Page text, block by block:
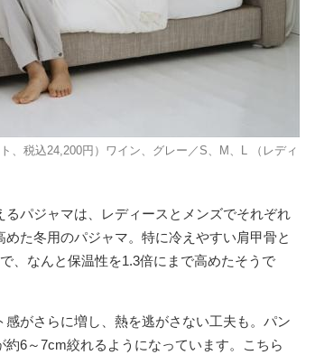
、税込24,200円）ワイン、グレー／S、M、L （レディ
パジャマは、レディースとメンズでそれぞれ
た冬用のパジャマ。特に冷えやすい肩甲骨と
、なんと保温性を1.3倍にまで高めたそうで
がさらに増し、熱を逃がさない工夫も。パン
6～7cm絞れるようになっています。こちら